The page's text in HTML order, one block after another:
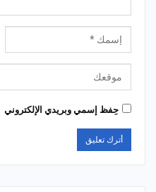
حِفظ إسمي وبريدي الإلكتروني